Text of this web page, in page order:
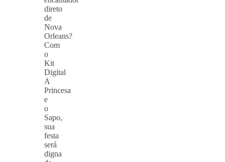
direto
de
Nova
Orleans?
Com
o
Kit
Digital
A
Princesa
e
o
Sapo,
sua
festa
será
digna